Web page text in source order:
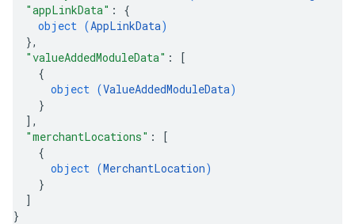
"appLinkData" : {
object (AppLinkData)
},
"valueAddedModuleData" :
[
{
object (ValueAddedModuleData)
}
] ,
"merchantLocations" :
[
{
object (MerchantLocation)
}
]
}